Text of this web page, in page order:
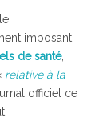
imposant
de santé,
relative à la
officiel ce